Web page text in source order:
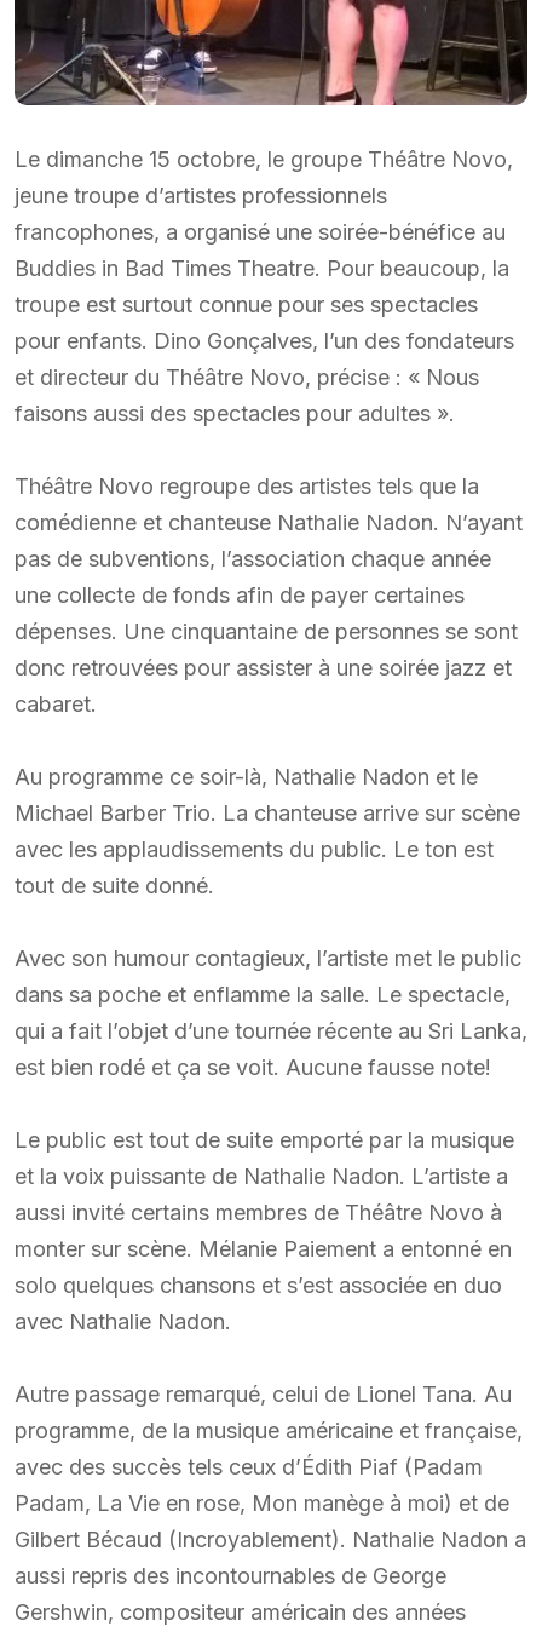
Le dimanche 15 octobre, le groupe Théâtre Novo,
jeune troupe d’artistes professionnels
francophones, a organisé une soirée-bénéfice au
Buddies in Bad Times Theatre. Pour beaucoup, la
troupe est surtout connue pour ses spectacles
pour enfants. Dino Gonçalves, l’un des fondateurs
et directeur du Théâtre Novo, précise : « Nous
faisons aussi des spectacles pour adultes ».
Théâtre Novo regroupe des artistes tels que la
comédienne et chanteuse Nathalie Nadon. N’ayant
pas de subventions, l’association chaque année
une collecte de fonds afin de payer certaines
dépenses. Une cinquantaine de personnes se sont
donc retrouvées pour assister à une soirée jazz et
cabaret.
Au programme ce soir-là, Nathalie Nadon et le
Michael Barber Trio. La chanteuse arrive sur scène
avec les applaudissements du public. Le ton est
tout de suite donné.
Avec son humour contagieux, l’artiste met le public
dans sa poche et enflamme la salle. Le spectacle,
qui a fait l’objet d’une tournée récente au Sri Lanka,
est bien rodé et ça se voit. Aucune fausse note!
Le public est tout de suite emporté par la musique
et la voix puissante de Nathalie Nadon. L’artiste a
aussi invité certains membres de Théâtre Novo à
monter sur scène. Mélanie Paiement a entonné en
solo quelques chansons et s’est associée en duo
avec Nathalie Nadon.
Autre passage remarqué, celui de Lionel Tana. Au
programme, de la musique américaine et française,
avec des succès tels ceux d’Édith Piaf (Padam
Padam, La Vie en rose, Mon manège à moi) et de
Gilbert Bécaud (Incroyablement). Nathalie Nadon a
aussi repris des incontournables de George
Gershwin, compositeur américain des années